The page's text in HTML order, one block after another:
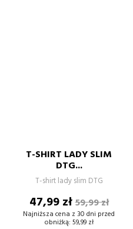
T-SHIRT LADY SLIM
DTG...
T-shirt lady slim DTG
Cena
47,99 złCena
podstawowa
59,99 zł
Najniższa cena z 30 dni przed
obniżką: 59,99 zł